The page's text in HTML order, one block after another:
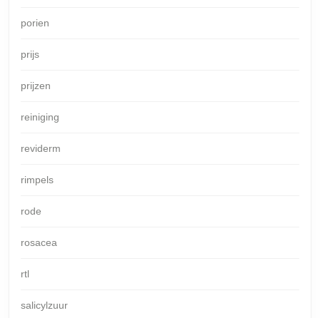
porien
prijs
prijzen
reiniging
reviderm
rimpels
rode
rosacea
rtl
salicylzuur